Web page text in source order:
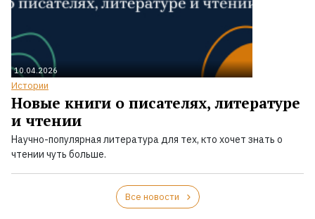
10.04.2026
Истории
Новые книги о писателях, литературе
и чтении
Научно-популярная литература для тех, кто хочет знать о
чтении чуть больше.
Все новости